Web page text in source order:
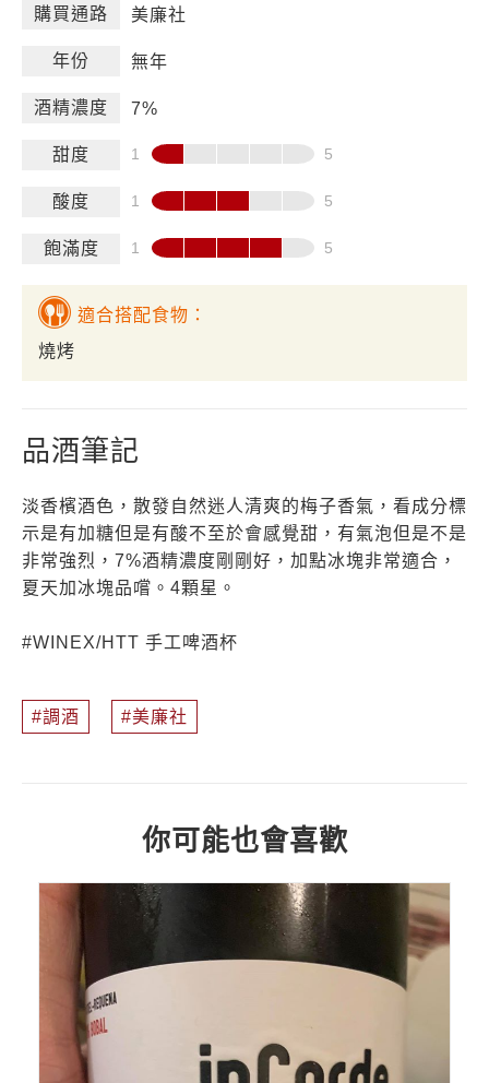
購買通路 美廉社
年份 無年
酒精濃度 7%
甜度
酸度
飽滿度
適合搭配食物：
燒烤
品酒筆記
淡香檳酒色，散發自然迷人清爽的梅子香氣，看成分標
示是有加糖但是有酸不至於會感覺甜，有氣泡但是不是
非常強烈，7%酒精濃度剛剛好，加點冰塊非常適合，
夏天加冰塊品嚐。4顆星。
#WINEX/HTT 手工啤酒杯
調酒 美廉社
你可能也會喜歡